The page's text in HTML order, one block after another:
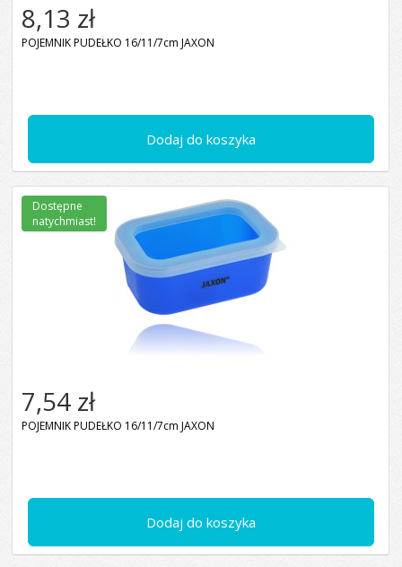
Dodaj do koszyka
8,13 zł
POJEMNIK PUDEŁKO 16/11/7cm JAXON
Dodaj do koszyka
7,54 zł
POJEMNIK PUDEŁKO 16/11/7cm JAXON
Dostępne
natychmiast!